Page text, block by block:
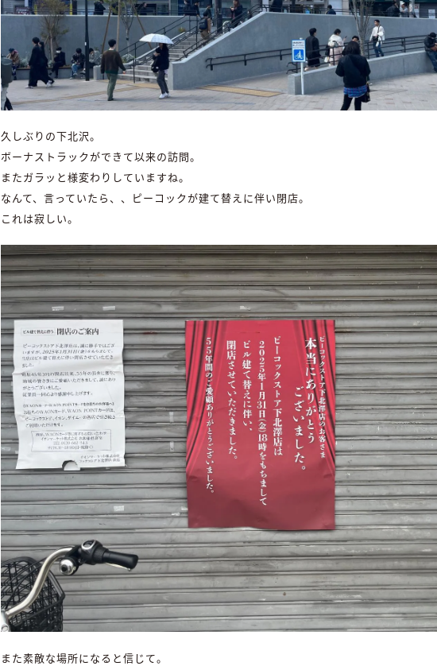
久しぶりの下北沢。
ボーナストラックができて以来の訪問。
またガラッと様変わりしていますね。
なんて、言っていたら、、ピーコックが建て替えに伴い閉店。
これは寂しい。
また素敵な場所になると信じて。